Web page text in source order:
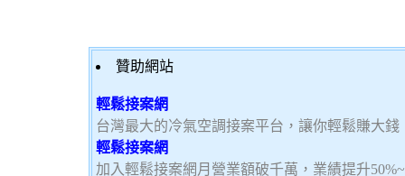
贊助網站
輕鬆接案網
台灣最大的冷氣空調接案平台，讓你輕鬆賺大
輕鬆接案網
加入輕鬆接案網月營業額破千萬，業績提升